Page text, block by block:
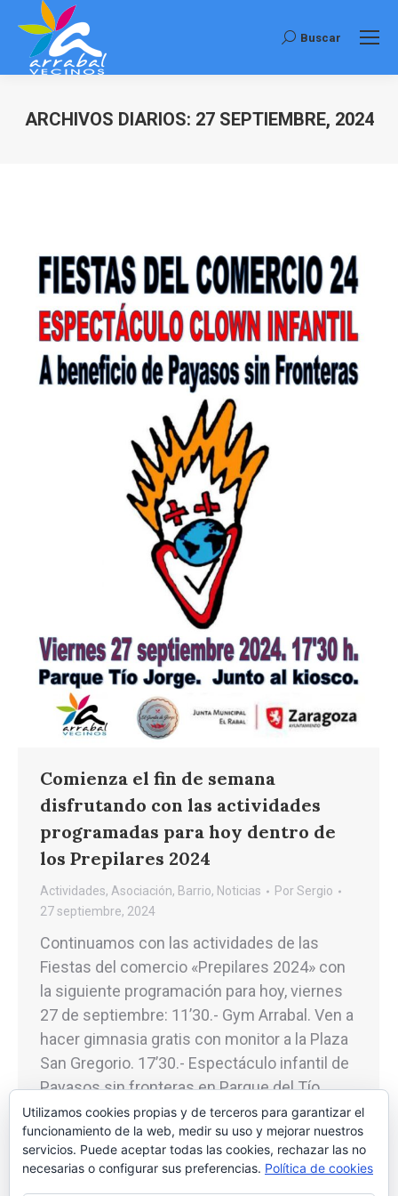
Buscar:
Buscar
ARCHIVOS DIARIOS: 27 SEPTIEMBRE, 2024
Comienza el fin de semana
disfrutando con las actividades
programadas para hoy dentro de
los Prepilares 2024
Actividades, Asociación, Barrio, Noticias PorSergio
27 septiembre, 2024
Continuamos con las actividades de las
Fiestas del comercio «Prepilares 2024» con
la siguiente programación para hoy, viernes
27 de septiembre: 11’30.- Gym Arrabal. Ven a
hacer gimnasia gratis con monitor a la Plaza
San Gregorio. 17’30.- Espectáculo infantil de
Payasos sin fronteras en Parque del Tío
Jorge, junto al Kiosco. 17’30.- Taller de
graffiti.…
Utilizamos cookies propias y de terceros para garantizar el
funcionamiento de la web, medir su uso y mejorar nuestros
servicios. Puede aceptar todas las cookies, rechazar las no
necesarias o configurar sus preferencias. Política de cookies